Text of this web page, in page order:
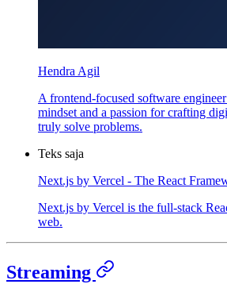
Hendra Agil
A frontend-focused software
mindset and a passion for crafting
truly solve problems.
Teks saja
Next.js by Vercel - The React
Next.js by Vercel is the full-stack
web.
Streaming